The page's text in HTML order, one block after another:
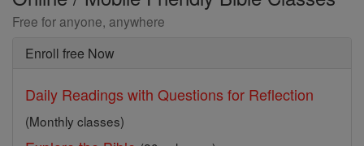
Free for anyone, anywhere
Enroll free Now
Daily Readings with Questions for Reflection
(Monthly classes)